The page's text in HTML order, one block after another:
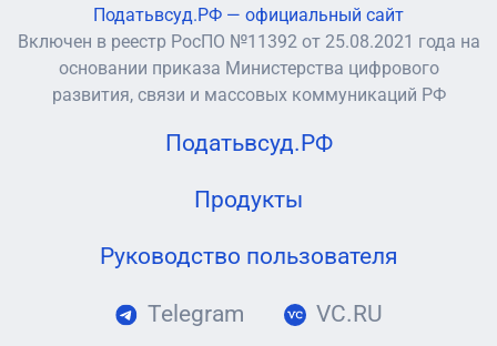
Податьвсуд.РФ — официальный сайт
Включен в реестр РосПО №11392 от 25.08.2021 года на
основании приказа Министерства цифрового
развития, связи и массовых коммуникаций РФ
Податьвсуд.РФ
Продукты
Руководство пользователя
Telegram
VC.RU